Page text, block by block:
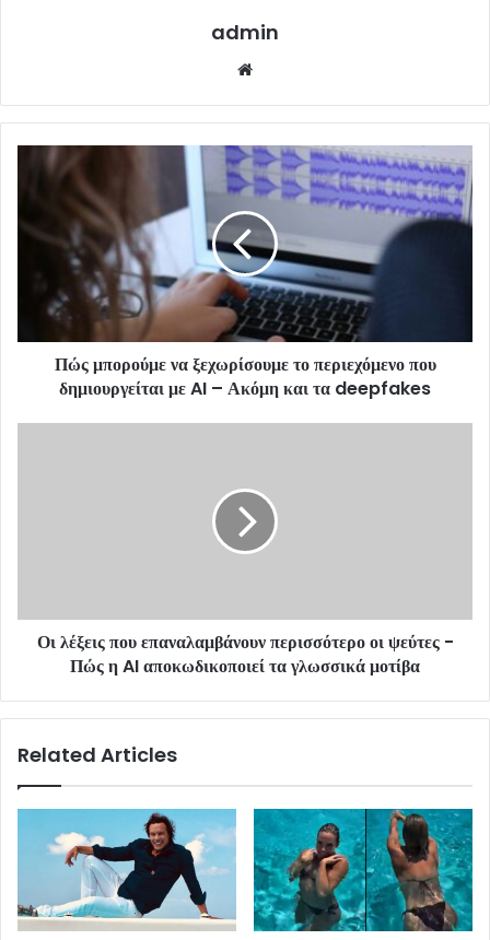
admin
Πώς μπορούμε να ξεχωρίσουμε το περιεχόμενο που
δημιουργείται με AI – Ακόμη και τα deepfakes
Οι λέξεις που επαναλαμβάνουν περισσότερο οι ψεύτες -
Πώς η AI αποκωδικοποιεί τα γλωσσικά μοτίβα
Related Articles